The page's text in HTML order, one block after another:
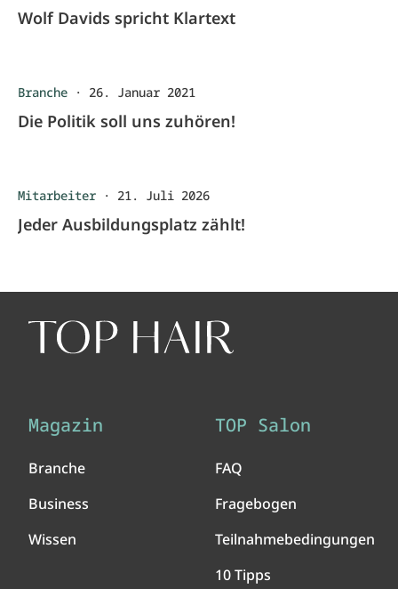
Wolf Davids spricht Klartext
Branche · 26. Januar 2021
Die Politik soll uns zuhören!
Mitarbeiter · 21. Juli 2026
Jeder Ausbildungsplatz zählt!
Magazin
Branche
Business
Wissen
TOP Salon
FAQ
Fragebogen
Teilnahmebedingungen
10 Tipps